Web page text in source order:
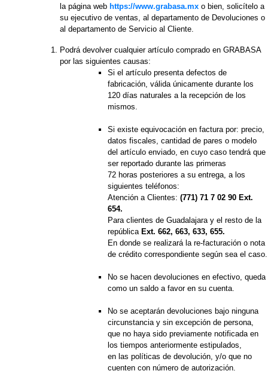
la página web https://www.grabasa.mx o bien, solicítelo a
su ejecutivo de ventas, al departamento de Devoluciones o
al departamento de Servicio al Cliente.
Podrá devolver cualquier artículo comprado en GRABASA
por las siguientes causas:
Si el artículo presenta defectos de
fabricación, válida únicamente durante los
120 días naturales a la recepción de los
mismos.
Si existe equivocación en factura por: precio,
datos fiscales, cantidad de pares o modelo
del artículo enviado, en cuyo caso tendrá que
ser reportado durante las primeras
72 horas posteriores a su entrega, a los
siguientes teléfonos:
Atención a Clientes: (771) 71 7 02 90 Ext.
654.
Para clientes de Guadalajara y el resto de la
república Ext. 662, 663, 633, 655.
En donde se realizará la re-facturación o nota
de crédito correspondiente según sea el caso.
No se hacen devoluciones en efectivo, queda
como un saldo a favor en su cuenta.
No se aceptarán devoluciones bajo ninguna
circunstancia y sin excepción de persona,
que no haya sido previamente notificada en
los tiempos anteriormente estipulados,
en las políticas de devolución, y/o que no
cuenten con número de autorización.